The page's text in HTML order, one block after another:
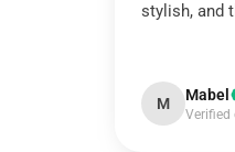
stylish, and
M Mabel
Verified